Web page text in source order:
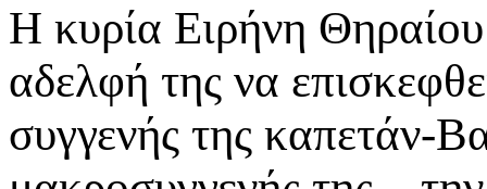
Η κυρία Ειρήνη
αδελφή της να
συγγενής της καπετάν-